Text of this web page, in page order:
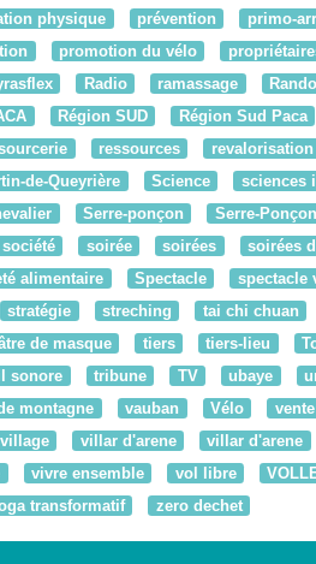
physique prévention primo-
promotion du vélo
Radio ramassage
Région SUD Région Sud Paca
ressources revalorisation
de-Queyrière Science sciences
Serre-ponçon Serre-
société soirée soirées soirées
alimentaire Spectacle spectacle
stratégie streching tai chi chuan
de masque tiers tiers-lieu
sonore tribune TV ubaye
montagne
vauban Vélo vente
village villar d'arene villar d'arene
vivre ensemble vol libre
transformatif zero dechet